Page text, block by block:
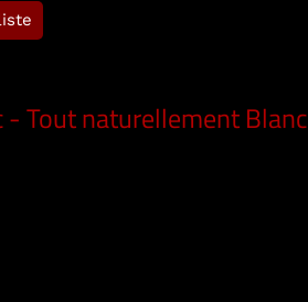
- Tout naturellement Blanc